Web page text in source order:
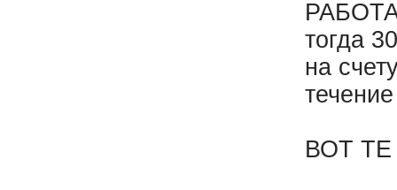
тогда
на
ВОТ